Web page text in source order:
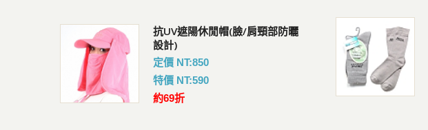
抗UV遮陽休閒帽(臉/肩頸部防曬
設計)
定價 NT:850
特價 NT:590
約69折
Pacsafe V 防盜城市斜肩包